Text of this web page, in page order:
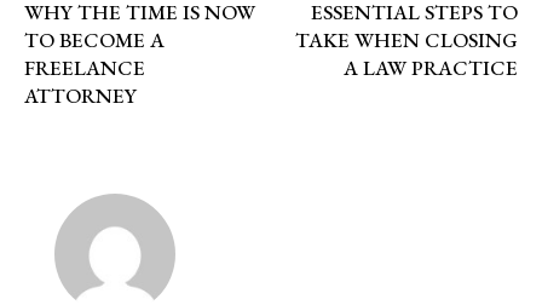
WHY THE TIME IS NOW
TO BECOME A
FREELANCE
ATTORNEY
ESSENTIAL STEPS TO
TAKE WHEN CLOSING
A LAW PRACTICE